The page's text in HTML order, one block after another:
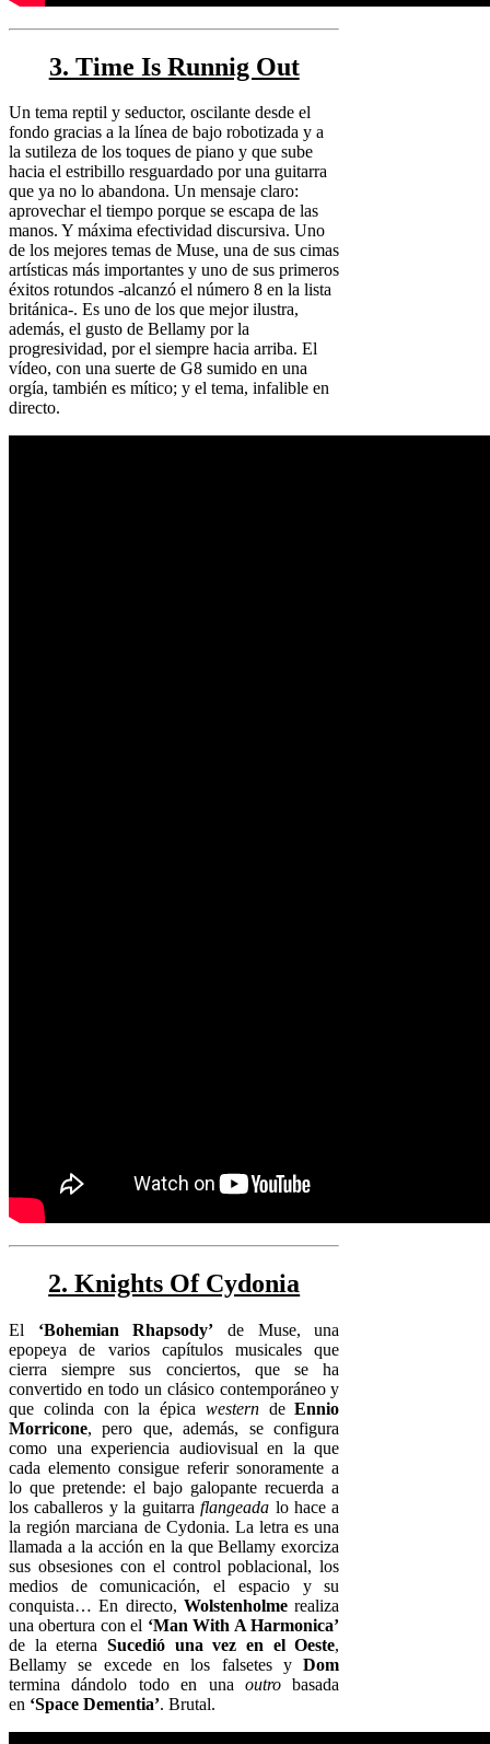
3. Time Is Runnig Out
Un tema reptil y seductor, oscilante desde el
fondo gracias a la línea de bajo robotizada y a
la sutileza de los toques de piano y que sube
hacia el estribillo resguardado por una guitarra
que ya no lo abandona. Un mensaje claro:
aprovechar el tiempo porque se escapa de las
manos. Y máxima efectividad discursiva. Uno
de los mejores temas de Muse, una de sus cimas
artísticas más importantes y uno de sus primeros
éxitos rotundos -alcanzó el número 8 en la lista
británica-. Es uno de los que mejor ilustra,
además, el gusto de Bellamy por la
progresividad, por el siempre hacia arriba. El
vídeo, con una suerte de G8 sumido en una
orgía, también es mítico; y el tema, infalible en
directo.
2. Knights Of Cydonia
El ‘Bohemian Rhapsody’ de Muse, una
epopeya de varios capítulos musicales que
cierra siempre sus conciertos, que se ha
convertido en todo un clásico contemporáneo y
que colinda con la épica westerndeEnnio
Morricone, pero que, además, se configura
como una experiencia audiovisual en la que
cada elemento consigue referir sonoramente a
lo que pretende: el bajo galopante recuerda a
los caballeros y la guitarraflangeada lo hace a
la región marciana de Cydonia. La letra es una
llamada a la acción en la que Bellamy exorciza
sus obsesiones con el control poblacional, los
medios de comunicación, el espacio y su
conquista… En directo,Wolstenholme realiza
una obertura con el ‘Man With A Harmonica’
de la eternaSucedió una vez en el Oeste,
Bellamy se excede en los falsetes yDom
termina dándolo todo en una outro basada
en ‘Space Dementia’. Brutal.